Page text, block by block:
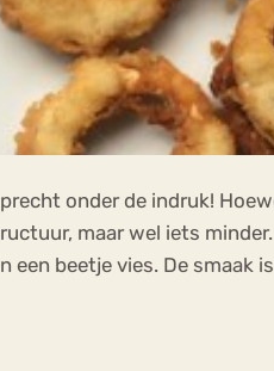
onder de indruk!
maar wel iets
beetje vies. De smaak